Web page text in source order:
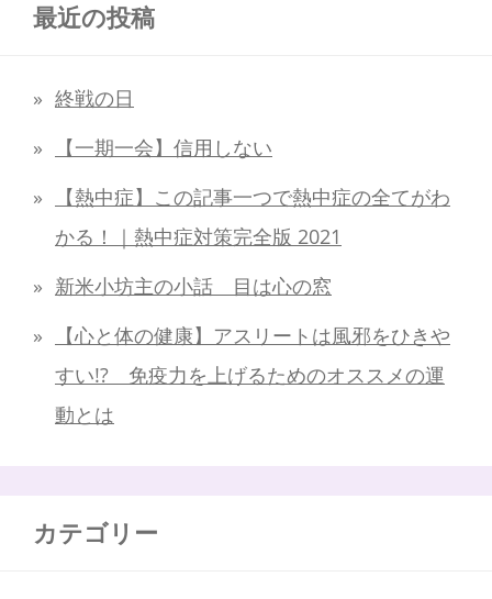
最近の投稿
終戦の日
【一期一会】信用しない
【熱中症】この記事一つで熱中症の全てがわ
かる！｜熱中症対策完全版 2021
新米小坊主の小話 目は心の窓
【心と体の健康】アスリートは風邪をひきや
すい!? 免疫力を上げるためのオススメの運
動とは
カテゴリー